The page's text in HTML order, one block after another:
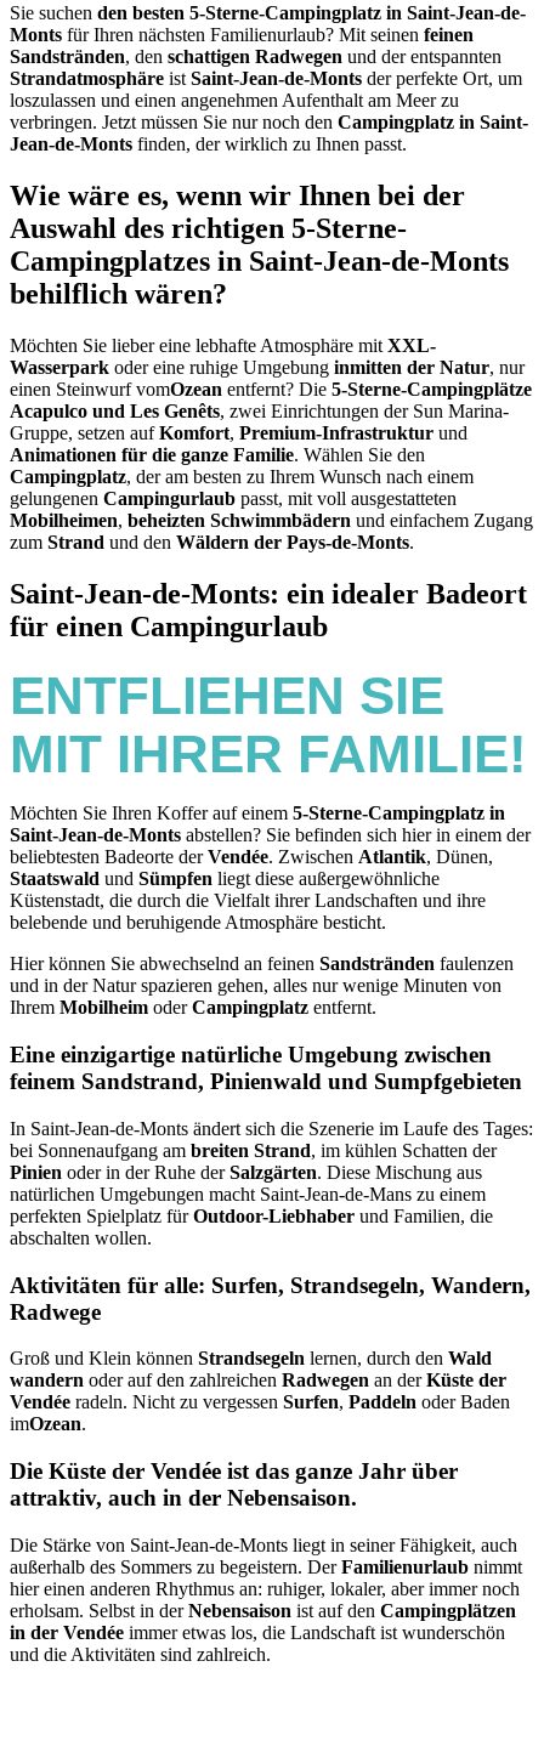
Sie suchen den besten 5-Sterne-Campingplatz in Saint-Jean-de-
Monts für Ihren nächsten Familienurlaub? Mit seinen feinen
Sandstränden, den schattigen Radwegen und der entspannten
Strandatmosphäre ist Saint-Jean-de-Monts der perfekte Ort, um
loszulassen und einen angenehmen Aufenthalt am Meer zu
verbringen. Jetzt müssen Sie nur noch den Campingplatz in Saint-
Jean-de-Monts finden, der wirklich zu Ihnen passt.
Wie wäre es, wenn wir Ihnen bei der
Auswahl des richtigen 5-Sterne-
Campingplatzes in Saint-Jean-de-Monts
behilflich wären?
Möchten Sie lieber eine lebhafte Atmosphäre mit XXL-
Wasserpark oder eine ruhige Umgebung inmitten der Natur, nur
einen Steinwurf vomOzean entfernt? Die 5-Sterne-Campingplätze
Acapulco und Les Genêts, zwei Einrichtungen der Sun Marina-
Gruppe, setzen aufKomfort, Premium-Infrastruktur und
Animationen für die ganze Familie. Wählen Sie den
Campingplatz, der am besten zu Ihrem Wunsch nach einem
gelungenen Campingurlaub passt, mit voll ausgestatteten
Mobilheimen, beheizten Schwimmbädern und einfachem Zugang
zum Strand und den Wäldern der Pays-de-Monts.
Saint-Jean-de-Monts: ein idealer Badeort
für einen Campingurlaub
ENTFLIEHEN SIE
MIT IHRER FAMILIE!
Möchten Sie Ihren Koffer auf einem 5-Sterne-Campingplatz in
Saint-Jean-de-Monts abstellen? Sie befinden sich hier in einem der
beliebtesten Badeorte derVendée. Zwischen Atlantik, Dünen,
Staatswald und Sümpfen liegt diese außergewöhnliche
Küstenstadt, die durch die Vielfalt ihrer Landschaften und ihre
belebende und beruhigende Atmosphäre besticht.
Hier können Sie abwechselnd an feinen Sandstränden faulenzen
und in der Natur spazieren gehen, alles nur wenige Minuten von
Ihrem Mobilheim oderCampingplatz entfernt.
Eine einzigartige natürliche Umgebung zwischen
feinem Sandstrand, Pinienwald und Sumpfgebieten
In Saint-Jean-de-Monts ändert sich die Szenerie im Laufe des Tages:
bei Sonnenaufgang am breiten Strand, im kühlen Schatten der
Pinien oder in der Ruhe derSalzgärten. Diese Mischung aus
natürlichen Umgebungen macht Saint-Jean-de-Mans zu einem
perfekten Spielplatz fürOutdoor-Liebhaber und Familien, die
abschalten wollen.
Aktivitäten für alle: Surfen, Strandsegeln, Wandern,
Radwege
Groß und Klein können Strandsegeln lernen, durch den Wald
wandern oder auf den zahlreichen Radwegen an derKüste der
Vendée radeln. Nicht zu vergessen Surfen, Paddeln oder Baden
imOzean.
Die Küste der Vendée ist das ganze Jahr über
attraktiv, auch in der Nebensaison.
Die Stärke von Saint-Jean-de-Monts liegt in seiner Fähigkeit, auch
außerhalb des Sommers zu begeistern. DerFamilienurlaub nimmt
hier einen anderen Rhythmus an: ruhiger, lokaler, aber immer noch
erholsam. Selbst in derNebensaison ist auf den Campingplätzen
in der Vendée immer etwas los, die Landschaft ist wunderschön
und die Aktivitäten sind zahlreich.